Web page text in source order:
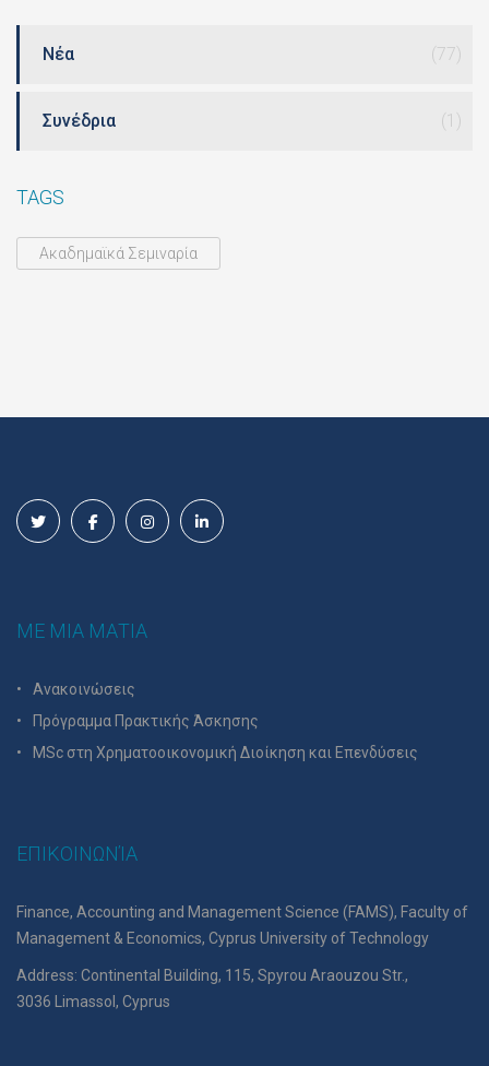
Νέα (77)
Συνέδρια (1)
TAGS
Ακαδημαϊκά Σεμιναρία
ΜΕ ΜΙΑ ΜΑΤΙΑ
Ανακοινώσεις
Πρόγραμμα Πρακτικής Άσκησης
MSc στη Χρηματοοικονομική Διοίκηση και Επενδύσεις
ΕΠΙΚΟΙΝΩΝΊΑ
Finance, Accounting and Management Science (FAMS), Faculty of
Management & Economics, Cyprus University of Technology
Address: Continental Building, 115, Spyrou Araouzou Str.,
3036 Limassol, Cyprus